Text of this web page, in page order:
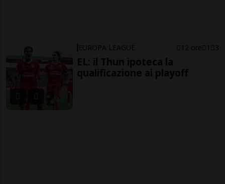
EUROPA LEAGUE 12 ore 1 3
EL: il Thun ipoteca la
qualificazione ai playoff